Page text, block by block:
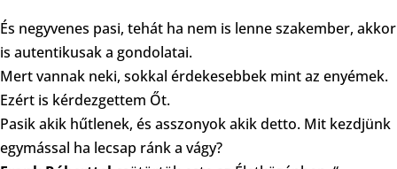
És negyvenes pasi, tehát ha nem is lenne szakember, akkor
is autentikusak a gondolatai.
Mert vannak neki, sokkal érdekesebbek mint az enyémek.
Ezért is kérdezgettem Őt.
Pasik akik hűtlenek, és asszonyok akik detto. Mit kezdjünk
egymással ha lecsap ránk a vágy?